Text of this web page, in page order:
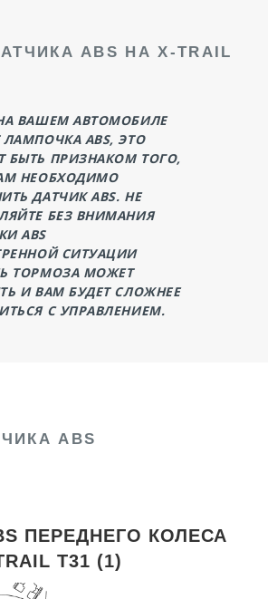
ABS НА X-TRAIL
ВАШЕМ АВТОМОБИЛЕ
ABS, ЭТО
БЫТЬ ПРИЗНАКОМ ТОГО,
НЕОБХОДИМО
ДАТЧИК ABS. НЕ
БЕЗ ВНИМАНИЯ
ABS
СИТУАЦИИ
ТОРМОЗА МОЖЕТ
И ВАМ БУДЕТ СЛОЖНЕЕ
С УПРАВЛЕНИЕМ.
ABS
ПЕРЕДНЕГО КОЛЕСА
T31 (1)